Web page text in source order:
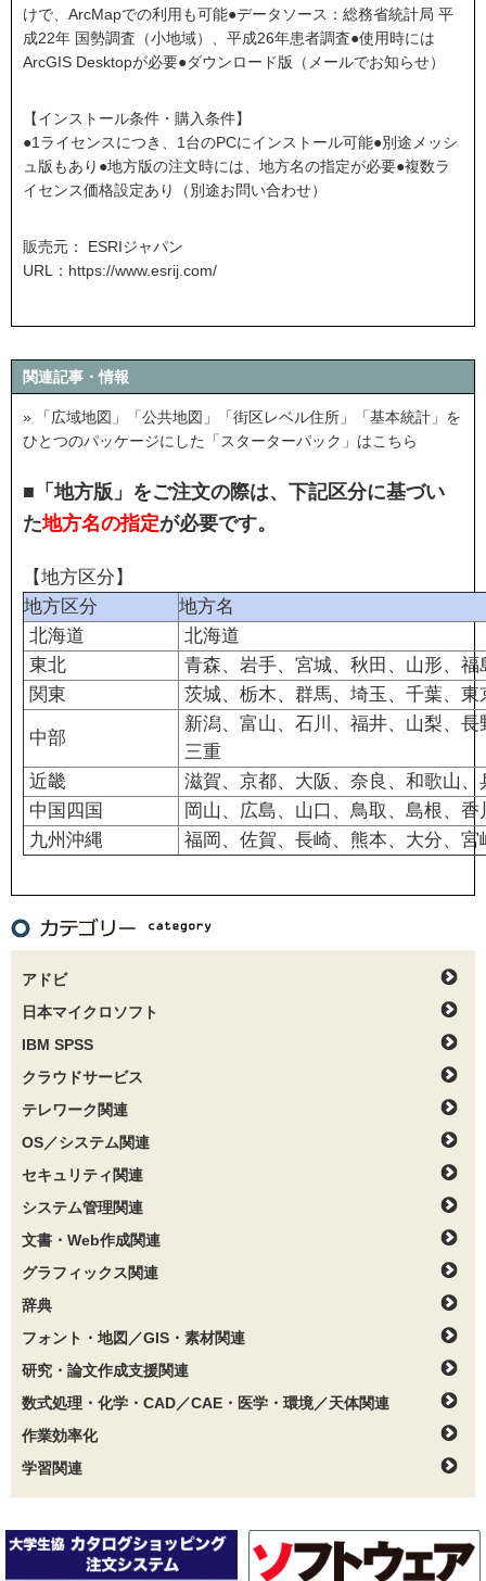
けで、ArcMapでの利用も可能●データソース：総務省統計局 平
成22年 国勢調査（⼩地域）、平成26年患者調査●使用時には
ArcGIS Desktopが必要●ダウンロード版（メールでお知らせ）
【インストール条件・購入条件】
●1ライセンスにつき、1台のPCにインストール可能●別途メッシ
ュ版もあり●地方版の注文時には、地方名の指定が必要●複数ラ
イセンス価格設定あり（別途お問い合わせ）
販売元： ESRIジャパン
URL： https://www.esrij.com/
関連記事・情報
» 「広域地図」「公共地図」「街区レベル住所」「基本統計」を
ひとつのパッケージにした「スターターパック」はこちら
■「地方版」をご注文の際は、下記区分に基づい
た地方名の指定が必要です。
【地方区分】
地方区分
地方名
北海道
北海道
東北
青森、岩手、宮城、秋田、山形、福
関東
茨城、栃木、群馬、埼玉、千葉、東
中部
新潟、富山、石川、福井、山梨、
三重
近畿
滋賀、京都、大阪、奈良、和歌山、
中国四国
岡山、広島、山口、鳥取、島根、
九州沖縄
福岡、佐賀、長崎、熊本、大分、
アドビ
日本マイクロソフト
IBM SPSS
クラウドサービス
テレワーク関連
OS／システム関連
セキュリティ関連
システム管理関連
文書・Web作成関連
グラフィックス関連
辞典
フォント・地図／GIS・素材関連
研究・論文作成支援関連
数式処理・化学・CAD／CAE・医学・環境／天体関連
作業効率化
学習関連